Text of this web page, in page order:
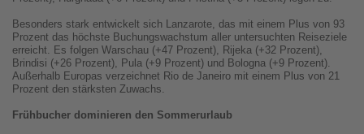
Besonders stark entwickelt sich Lanzarote, das mit einem Plus von 93
Prozent das höchste Buchungswachstum aller untersuchten Reiseziele
erreicht. Es folgen Warschau (+47 Prozent), Rijeka (+32 Prozent),
Brindisi (+26 Prozent), Pula (+9 Prozent) und Bologna (+9 Prozent).
Außerhalb Europas verzeichnet Rio de Janeiro mit einem Plus von 21
Prozent den stärksten Zuwachs.
Frühbucher dominieren den Sommerurlaub